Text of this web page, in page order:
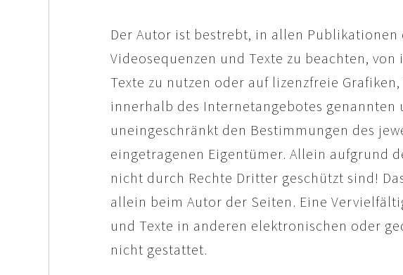
Der Autor ist bestrebt, in allen
Videosequenzen und Texte zu beachten,
Texte zu nutzen oder auf lizenzfreie
innerhalb des Internetangebotes genannten
uneingeschränkt den Bestimmungen des
eingetragenen Eigentümer. Allein aufgrund
nicht durch Rechte Dritter geschützt sind!
allein beim Autor der Seiten. Eine
und Texte in anderen elektronischen oder
nicht gestattet.